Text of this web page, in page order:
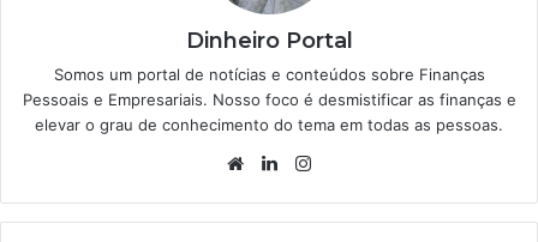
Dinheiro Portal
Somos um portal de notícias e conteúdos sobre Finanças
Pessoais e Empresariais. Nosso foco é desmistificar as finanças e
elevar o grau de conhecimento do tema em todas as pessoas.
WebsiteLinkedin